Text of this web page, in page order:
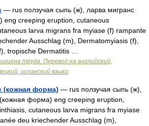
— rus ползучая сыпь (ж), ларва мигранс
eng creeping eruption, cutaneous
larva migrans fra myiase (f) rampante
Ausschlag (m), Dermatomyiasis (f),
tropische Dermatitis …
труда. Перевод на английский,
испанский языки
(кожная форма) — rus ползучая сыпь (ж),
форма) eng creeping eruption,
cutaneous larva migrans fra myiase
deu kriechender Ausschlag (m),